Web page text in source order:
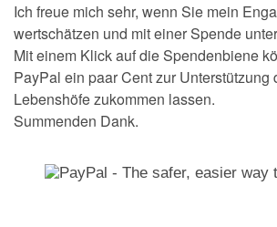
Ich freue mich sehr, wenn Sie mein
wertschätzen und mit einer Spende
Mit einem Klick auf die Spendenbiene
PayPal ein paar Cent zur Unterstützung
Lebenshöfe zukommen lassen.
Summenden Dank.